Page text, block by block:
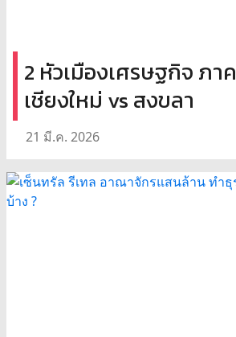
2 หัวเมืองเศรษฐกิจ ภา
เชียงใหม่ vs สงขลา
21 มี.ค. 2026